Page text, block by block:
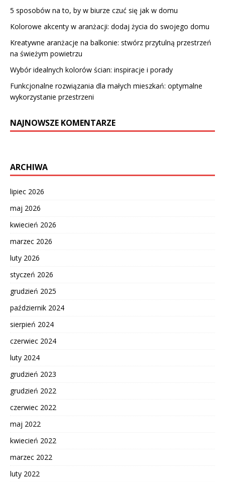
5 sposobów na to, by w biurze czuć się jak w domu
Kolorowe akcenty w aranżacji: dodaj życia do swojego domu
Kreatywne aranżacje na balkonie: stwórz przytulną przestrzeń
na świeżym powietrzu
Wybór idealnych kolorów ścian: inspiracje i porady
Funkcjonalne rozwiązania dla małych mieszkań: optymalne
wykorzystanie przestrzeni
NAJNOWSZE KOMENTARZE
ARCHIWA
lipiec 2026
maj 2026
kwiecień 2026
marzec 2026
luty 2026
styczeń 2026
grudzień 2025
październik 2024
sierpień 2024
czerwiec 2024
luty 2024
grudzień 2023
grudzień 2022
czerwiec 2022
maj 2022
kwiecień 2022
marzec 2022
luty 2022